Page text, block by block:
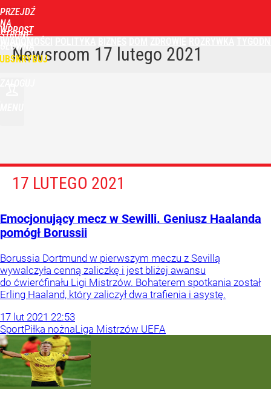
PRZEJDŹ
NA
STRONĘ
GŁÓWNĄ
WPROST
Newsroom 17 lutego 2021
17 LUTEGO 2021
Emocjonujący mecz w Sewilli. Geniusz Haalanda
pomógł Borussii
Borussia Dortmund w pierwszym meczu z Sevillą
wywalczyła cenną zaliczkę i jest bliżej awansu
do ćwierćfinału Ligi Mistrzów. Bohaterem spotkania został
Erling Haaland, który zaliczył dwa trafienia i asystę.
17 lut 2021 22:53
SportPiłka nożnaLiga Mistrzów UEFA